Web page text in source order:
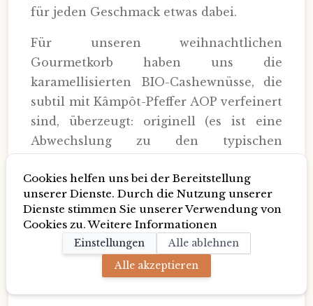
für jeden Geschmack etwas dabei.
Für unseren weihnachtlichen
Gourmetkorb haben uns die
karamellisierten BIO-Cashewnüsse, die
subtil mit Kâmpôt-Pfeffer AOP verfeinert
sind, überzeugt: originell (es ist eine
Abwechslung zu den typischen
überraschend (die Pfeffernote auf dem
Karamell hält einen großen Moment der
Verkostung bereit) und (super!) extra
knackig. Eine süß-salzige Versuchung für
Liebhaber schöner Gourmet-
Entdeckungen.
Cookies helfen uns bei der Bereitstellung
unserer Dienste. Durch die Nutzung unserer
Dienste stimmen Sie unserer Verwendung von
Cookies zu.Weitere Informationen
Einstellungen
Alle ablehnen
Alle akzeptieren